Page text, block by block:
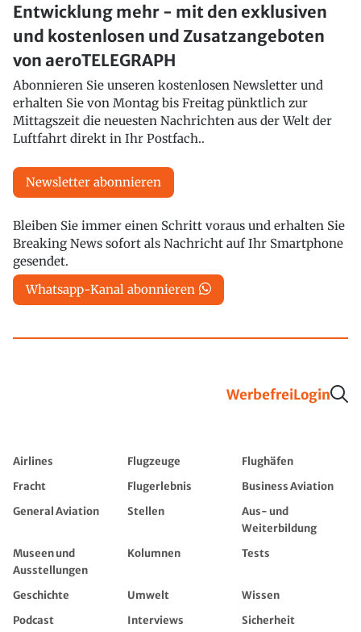
Entwicklung mehr - mit den exklusiven
und kostenlosen und Zusatzangeboten
von aeroTELEGRAPH
Abonnieren Sie unseren kostenlosen Newsletter und
erhalten Sie von Montag bis Freitag pünktlich zur
Mittagszeit die neuesten Nachrichten aus der Welt der
Luftfahrt direkt in Ihr Postfach..
Newsletter abonnieren
Bleiben Sie immer einen Schritt voraus und erhalten Sie
Breaking News sofort als Nachricht auf Ihr Smartphone
gesendet.
Whatsapp-Kanal abonnieren
WerbefreiLogin
Airlines Flugzeuge
Flughäfen
Fracht
Flugerlebnis
Business Aviation
General Aviation
Stellen
Aus- und
Weiterbildung
Museen und
Ausstellungen
Kolumnen Tests
Geschichte Umwelt
Wissen
Podcast
Interviews
Sicherheit